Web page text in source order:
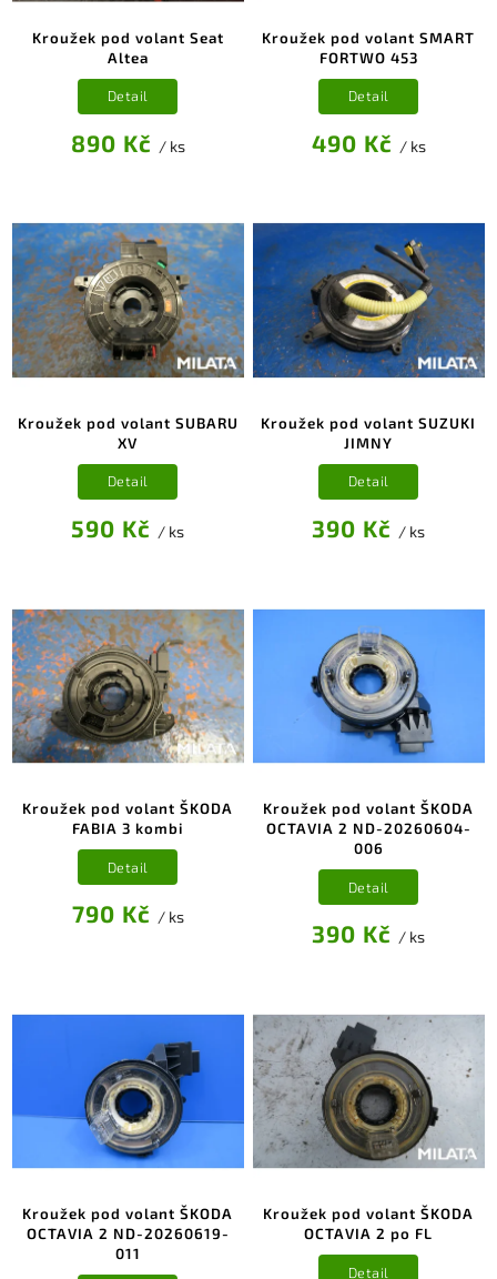
Kroužek pod volant Seat
Altea
890 Kč / ks
Detail
Kroužek pod volant SMART
FORTWO 453
490 Kč / ks
Detail
Kroužek pod volant SUBARU
XV
590 Kč / ks
Detail
Kroužek pod volant SUZUKI
JIMNY
390 Kč / ks
Detail
Kroužek pod volant ŠKODA
FABIA 3 kombi
790 Kč / ks
Detail
Kroužek pod volant ŠKODA
OCTAVIA 2 ND-20260604-
006
390 Kč / ks
Detail
Kroužek pod volant ŠKODA
OCTAVIA 2 ND-20260619-
011
Kroužek pod volant ŠKODA
OCTAVIA 2 po FL
Detail